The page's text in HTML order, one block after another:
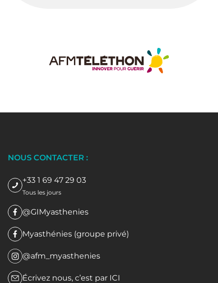
NOUS CONTACTER :
+33 1 69 47 29 03
Tous les jours
@GIMyasthenies
Myasthénies (groupe privé)
@afm_myasthenies
Écrivez nous, c’est par ICI